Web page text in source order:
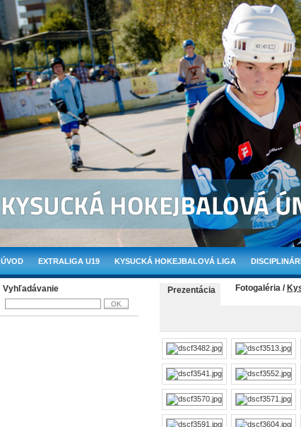
ÚVOD EXTRALIGA U19 KYSUCKÁ HOKEJBALOVÁ LIGA
Vyhľadávanie Prezentácia Fotogaléria /